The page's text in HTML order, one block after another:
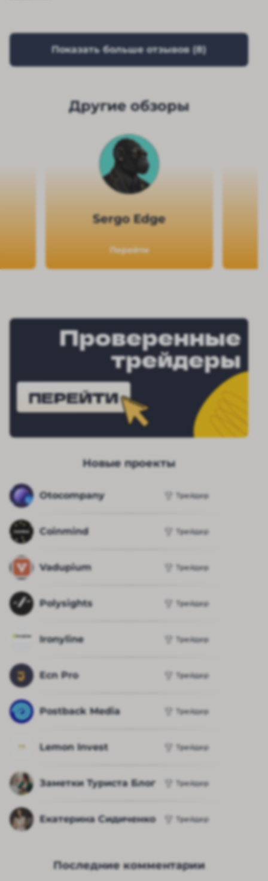
Показать больше отзывов (8)
Другие обзоры
Sergo Edge
Перейти
Проверенные
трейдеры
ПЕРЕЙТИ
Новые проекты
Otocompany Трейдер
Coinmind Трейдер
Vadupium Трейдер
Polysights Трейдер
Ironyline Трейдер
Ecn Pro Трейдер
Postback Media Трейдер
Lemon Invest Трейдер
Заметки Туриста Блог Трейдер
Екатерина Сидиченко Трейдер
Последние комментарии